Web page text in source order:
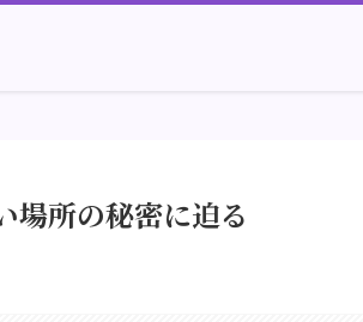
場所の秘密に迫る